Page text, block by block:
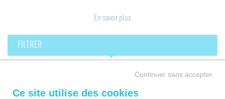
Le Groupe Launay conjugue ses savoir-faire pour construire
des maisons individuelles et appartements neufs qui
Des résidences neuves qui combinent architecture raffinée,
prestations de qualité, harmonie des ambiances
intérieures… Tous nos projets d'immobilier résidentiel sont
situés dans des quartiers privilégiés au sein de communes
Laissez-vous séduire et devenez propriétaire d’un bien
En savoir plus
FILTRER
Continuer sans accepter